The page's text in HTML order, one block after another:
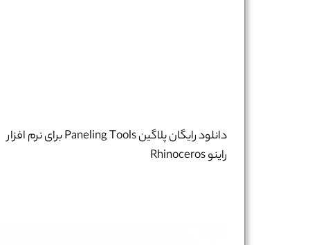
دانلود رایگان پلاگین Paneling Tools برای نرم افزار
راینو Rhinoceros